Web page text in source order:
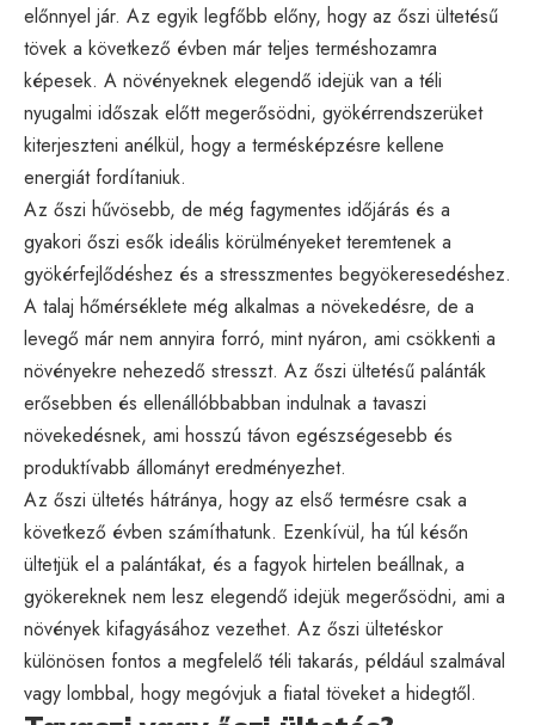
előnnyel jár. Az egyik legfőbb előny, hogy az őszi ültetésű
tövek a következő évben már teljes terméshozamra
képesek. A növényeknek elegendő idejük van a téli
nyugalmi időszak előtt megerősödni, gyökérrendszerüket
kiterjeszteni anélkül, hogy a termésképzésre kellene
energiát fordítaniuk.
Az őszi hűvösebb, de még fagymentes időjárás és a
gyakori őszi esők ideális körülményeket teremtenek a
gyökérfejlődéshez és a stresszmentes begyökeresedéshez.
A talaj hőmérséklete még alkalmas a növekedésre, de a
levegő már nem annyira forró, mint nyáron, ami csökkenti a
növényekre nehezedő stresszt. Az őszi ültetésű palánták
erősebben és ellenállóbbabban indulnak a tavaszi
növekedésnek, ami hosszú távon egészségesebb és
produktívabb állományt eredményezhet.
Az őszi ültetés hátránya, hogy az első termésre csak a
következő évben számíthatunk. Ezenkívül, ha túl későn
ültetjük el a palántákat, és a fagyok hirtelen beállnak, a
gyökereknek nem lesz elegendő idejük megerősödni, ami a
növények kifagyásához vezethet. Az őszi ültetéskor
különösen fontos a megfelelő téli takarás, például szalmával
vagy lombbal, hogy megóvjuk a fiatal töveket a hidegtől.